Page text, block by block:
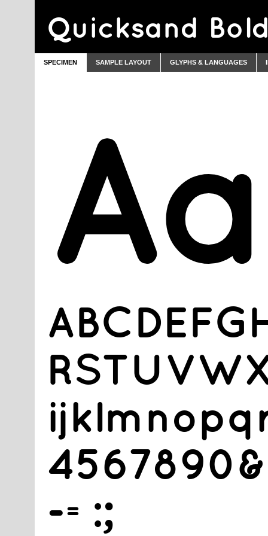
Quicksand
SPECIMEN SAMPLE LAYOUT GLYPHS & LANGUAGES
-​=​:​;